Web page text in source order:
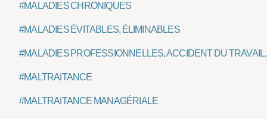
#MALADIES CHRONIQUES
#MALADIES ÉVITABLES, ÉLIMINABLES
#MALADIES PROFESSIONNELLES, ACCIDENT DU
#MALTRAITANCE
#MALTRAITANCE MANAGÉRIALE